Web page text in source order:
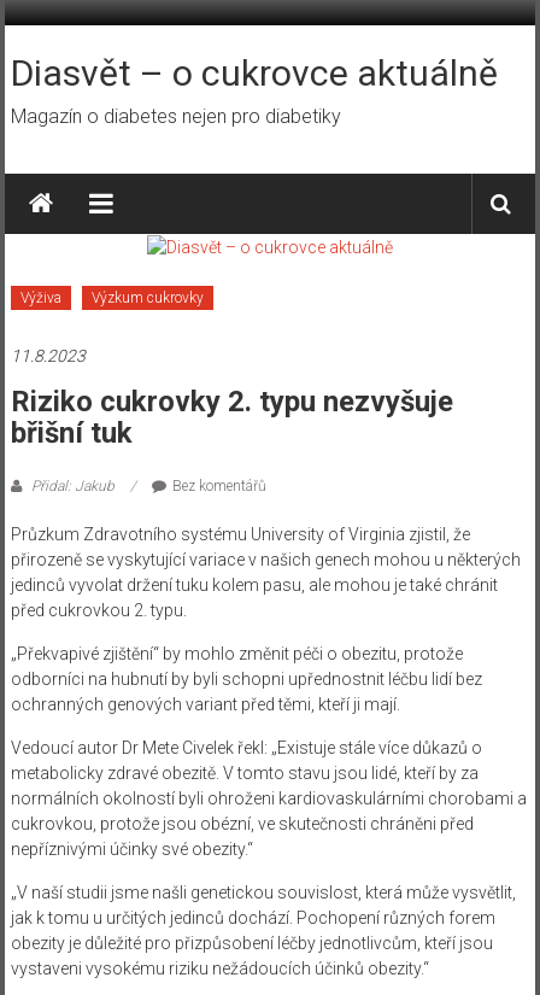
Přeskočit
obsah
Diasvět – o cukrovce aktuálně
Magazín o diabetes nejen pro diabetiky
Výživa Výzkum cukrovky
11.8.2023
Riziko cukrovky 2. typu nezvyšuje
břišní tuk
Přidal: Jakub Bez komentářů
Průzkum Zdravotního systému University of Virginia zjistil, že
přirozeně se vyskytující variace v našich genech mohou u některých
jedinců vyvolat držení tuku kolem pasu, ale mohou je také chránit
před cukrovkou 2. typu.
„Překvapivé zjištění“ by mohlo změnit péči o obezitu, protože
odborníci na hubnutí by byli schopni upřednostnit léčbu lidí bez
ochranných genových variant před těmi, kteří ji mají.
Vedoucí autor Dr Mete Civelek řekl: „Existuje stále více důkazů o
metabolicky zdravé obezitě. V tomto stavu jsou lidé, kteří by za
normálních okolností byli ohroženi kardiovaskulárními chorobami a
cukrovkou, protože jsou obézní, ve skutečnosti chráněni před
nepříznivými účinky své obezity.“
„V naší studii jsme našli genetickou souvislost, která může vysvětlit,
jak k tomu u určitých jedinců dochází. Pochopení různých forem
obezity je důležité pro přizpůsobení léčby jednotlivcům, kteří jsou
vystaveni vysokému riziku nežádoucích účinků obezity.“